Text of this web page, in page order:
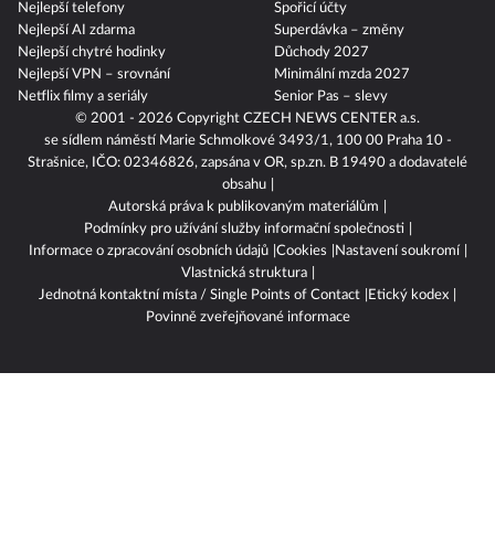
© 2001 - 2026 Copyright CZECH NEWS CENTER a.s.
se sídlem náměstí Marie Schmolkové 3493/1, 100 00 Praha 10 -
Strašnice, IČO: 02346826, zapsána v OR, sp.zn. B 19490 a dodavatelé
obsahu
Autorská práva k publikovaným materiálům
Podmínky pro užívání služby informační společnosti
Informace o zpracování osobních údajů Cookies
Nastavení soukromí
Vlastnická struktura
Jednotná kontaktní místa / Single Points of Contact
Etický kodex
Povinně zveřejňované informace
Nejlepší telefony
Nejlepší AI zdarma
Nejlepší chytré hodinky
Nejlepší VPN – srovnání
Netflix filmy a seriály
Spořicí účty
Superdávka – změny
Důchody 2027
Minimální mzda 2027
Senior Pas – slevy